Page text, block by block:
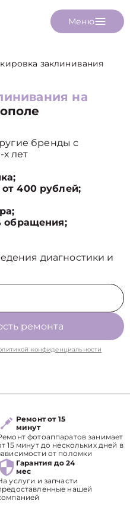
Меню
заклинивания
на
бренды с
лет
400 рублей;
обращения;
диагностики и
ремонта
конфиденциальности
Ремонт от 15
минут
фотоаппаратов занимает
15 минут до нескольких дней в
от поломки
Гарантия до 24
мес
услуги и запчасти
нашей